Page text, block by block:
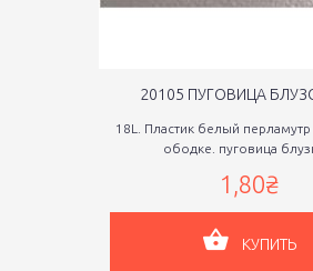
20105 ПУГОВИЦА
18L. Пластик белый
ободке. пуговица
1,80₴
КУПИТЬ